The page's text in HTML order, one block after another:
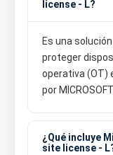
license - L?
Es una
proteger
operativa (OT)
por MICROSOFT.
¿Qué incluye
site license -